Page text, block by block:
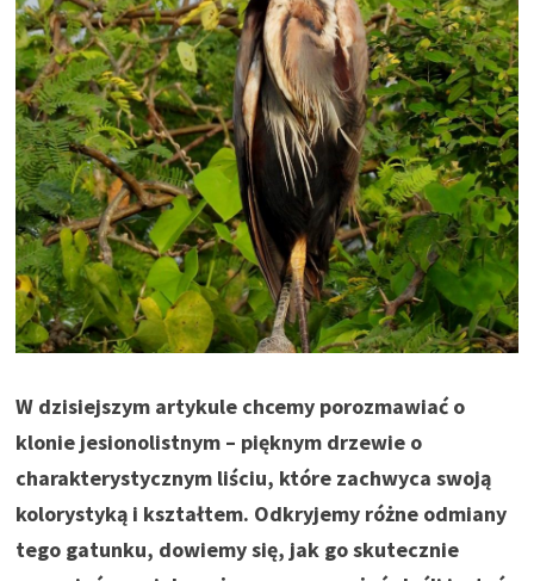
W dzisiejszym artykule chcemy porozmawiać o
klonie jesionolistnym – pięknym drzewie o
charakterystycznym liściu, które zachwyca swoją
kolorystyką i kształtem. Odkryjemy różne odmiany
tego gatunku, dowiemy się, jak go skutecznie